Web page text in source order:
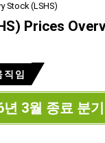
Stock (LSHS)
Prices
직임
년 3월 종료 분기